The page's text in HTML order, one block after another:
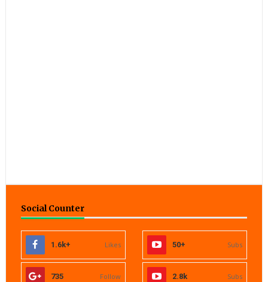
Social Counter
1.6k+ Likes 50+ Subs
735 Follow 2.8k Subs